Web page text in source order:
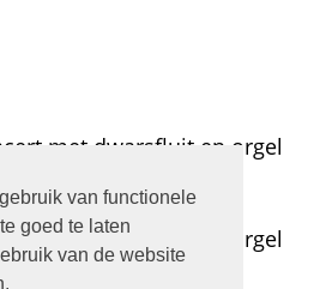
van functionele
goed te laten
van de website
met dwarsfluit en orgel
met dwarsfluit en orgel